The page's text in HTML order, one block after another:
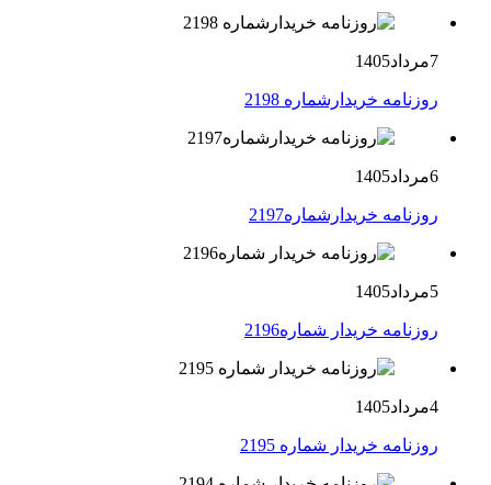
7مرداد1405
روزنامه خریدارشماره 2198
6مرداد1405
روزنامه خریدارشماره2197
5مرداد1405
روزنامه خریدار شماره2196
4مرداد1405
روزنامه خریدار شماره 2195